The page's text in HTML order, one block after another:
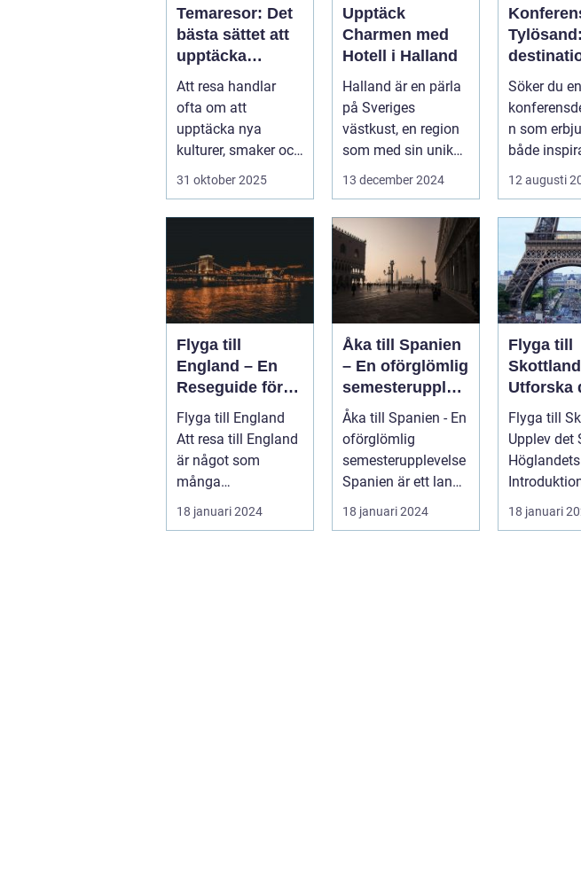
Temaresor: Det
bästa sättet att
upptäcka
världen på
Att resa handlar
ofta om att
upptäcka nya
kulturer, smaker och
perspektiv. Men vad
31 oktober 2025
Upptäck
Charmen med
Hotell i Halland
Halland är en pärla
på Sveriges
västkust, en region
som med sin unika
kustlinje...
13 december 2024
de
Söker du en
n som
både
och
Tylös...
12 augusti
Flyga till
England – En
Reseguide för
Privatpersoner
Flyga till England
Att resa till England
är något som
många
privatpersoner
drömmer om.
18 januari 2024
Åka till Spanien
– En oförglömlig
semesterupplev
else
Åka till Spanien - En
oförglömlig
semesterupplevelse
Spanien är ett land
som lockar
miljontals männ...
18 januari 2024
Flyga till
Skottland
Utforska
Skotska
Skönhet
Flyga till
Upplev det
18 januari